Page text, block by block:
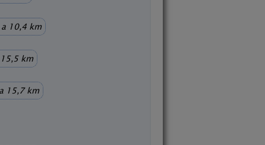
a 10,4 km
km
a 15,7 km